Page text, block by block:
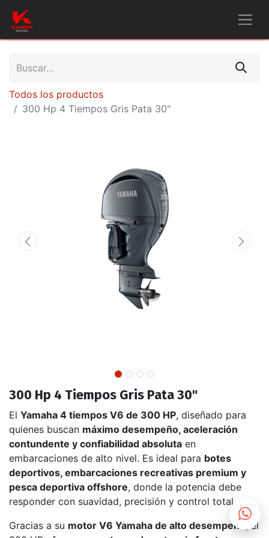
Todos los productos
300 Hp 4 Tiempos Gris Pata 30"
300 Hp 4 Tiempos Gris Pata 30"
El Yamaha 4 tiempos V6 de 300 HP, diseñado para
quienes buscan máximo desempeño, aceleración
contundente y confiabilidad absoluta en
embarcaciones de alto nivel. Es ideal para botes
deportivos, embarcaciones recreativas premium y
pesca deportiva offshore, donde la potencia debe
responder con suavidad, precisión y control total.
Gracias a su motor V6 Yamaha de alto desempeño
, el